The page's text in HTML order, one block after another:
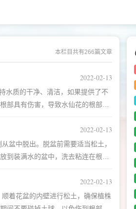
本栏目共有266篇文章
部具有伤害，导致水仙花的根部被
腐烂。 3、温度太高：水仙花喜欢
。 二、怎么处理 1、
准备好一把锋利的刀子，将腐烂的
15℃左右。
2022-02-13
盆中脱出。脱盆前需要适当松土，
到装满水的盆中，洗去粘连在根部
将腐烂的根部全部剪除，并在上面
烂。新土可以用泥炭土、珍珠岩和
2022-02-13
着花盆的内壁进行松土，确保植株
2022-02-13